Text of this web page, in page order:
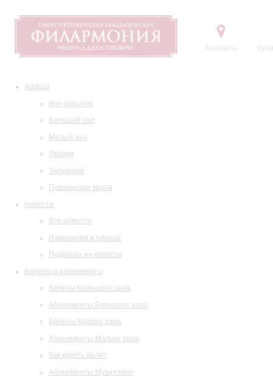
Контакты
Афиша
Все события
Большой зал
Малый зал
Лекции
Экскурсии
Пушкинская карта
Новости
Все новости
Изменения в афише
Подписка на новости
Билеты и абонементы
Билеты Большого зала
Абонементы Большого зала
Билеты Малого зала
Абонементы Малого зала
Как купить билет
Абонементы Музитория